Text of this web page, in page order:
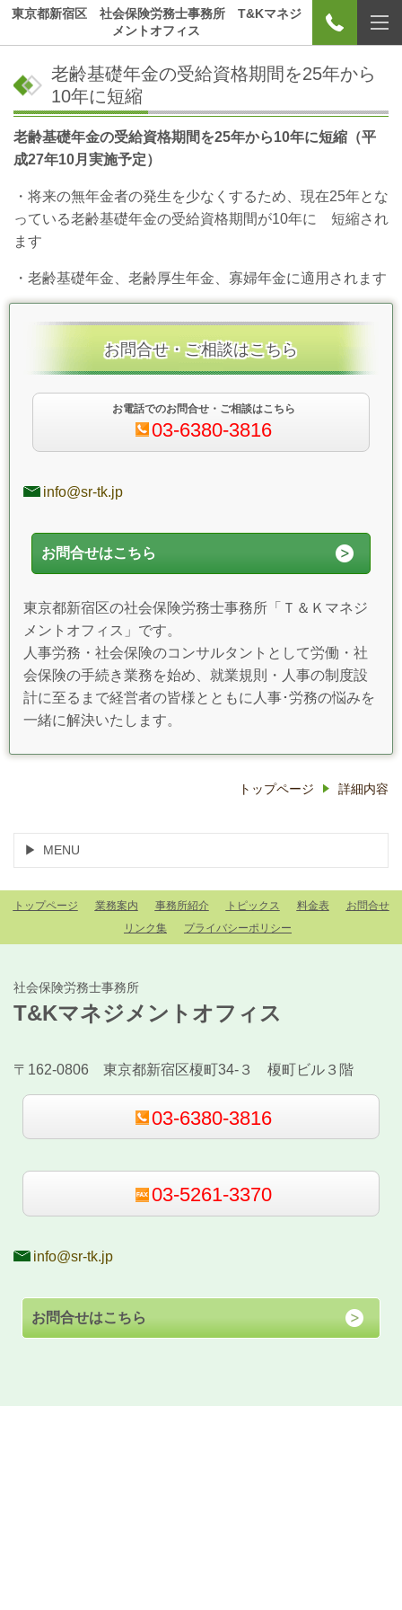
東京都新宿区 社会保険労務士事務所 T&Kマネジ
メントオフィス
老齢基礎年金の受給資格期間を25年から
10年に短縮
老齢基礎年金の受給資格期間を25年から10年に短縮（平
成27年10月実施予定）
・将来の無年金者の発生を少なくするため、現在25年とな
っている老齢基礎年金の受給資格期間が10年に 短縮され
ます
・老齢基礎年金、老齢厚生年金、寡婦年金に適用されます
お問合せ・ご相談はこちら
お電話でのお問合せ・ご相談はこちら
03-6380-3816
info@sr-tk.jp
お問合せはこちら
東京都新宿区の社会保険労務士事務所「Ｔ＆Ｋマネジ
メントオフィス」です。
人事労務・社会保険のコンサルタントとして労働・社
会保険の手続き業務を始め、就業規則・人事の制度設
計に至るまで経営者の皆様とともに人事･労務の悩みを
一緒に解決いたします。
トップページ 詳細内容
MENU
トップページ 業務案内 事務所紹介 トピックス 料金表
お問合せ
リンク集
プライバシーポリシー
社会保険労務士事務所
T&Kマネジメントオフィス
〒162-0806 東京都新宿区榎町34-３ 榎町ビル３階
03-6380-3816
03-5261-3370
info@sr-tk.jp
お問合せはこちら